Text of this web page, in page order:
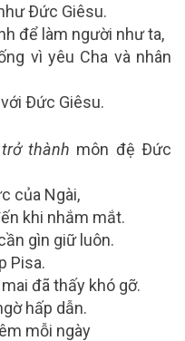
Ðức Giêsu.
để làm người như ta,
vì yêu Cha và nhân
Ðức Giêsu.
trở thành môn đệ Ðức
của Ngài,
khi nhắm mắt.
gìn giữ luôn.
Pisa.
đã thấy khó gỡ.
hấp dẫn.
mỗi ngày